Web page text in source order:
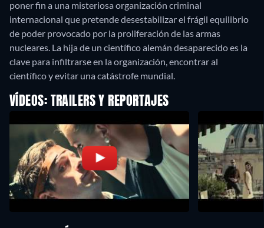
poner fin a una misteriosa organización criminal
internacional que pretende desestabilizar el frágil equilibrio
de poder provocado por la proliferación de las armas
nucleares. La hija de un científico alemán desaparecido es la
clave para infiltrarse en la organización, encontrar al
científico y evitar una catástrofe mundial.
VÍDEOS: TRAILERS Y REPORTAJES